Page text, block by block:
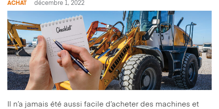
ACHAT décembre 1, 2022
Il n’a jamais été aussi facile d’acheter des machines et